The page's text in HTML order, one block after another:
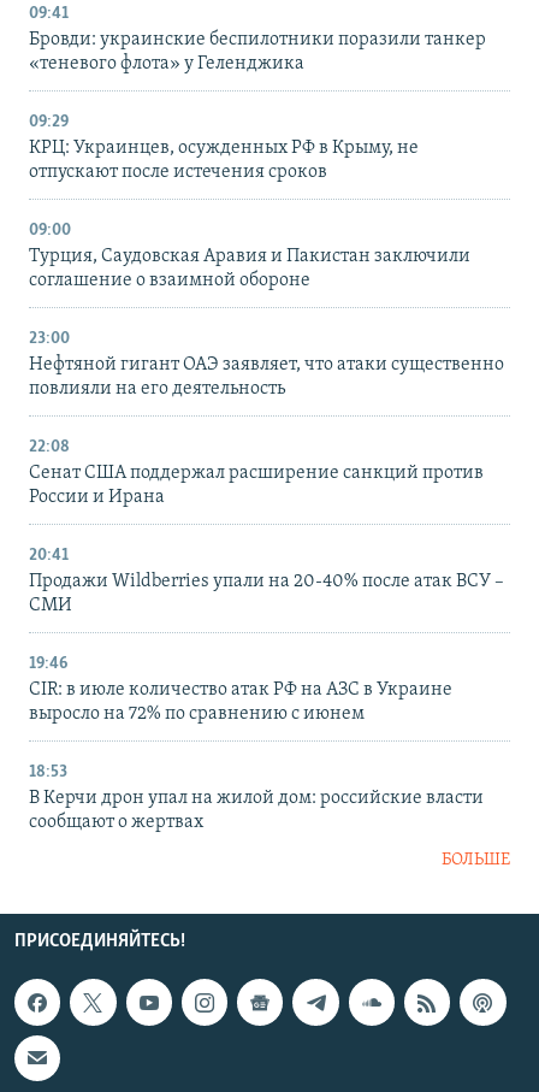
09:41
Бровди: украинские беспилотники поразили танкер
«теневого флота» у Геленджика
09:29
КРЦ: Украинцев, осужденных РФ в Крыму, не
отпускают после истечения сроков
09:00
Турция, Саудовская Аравия и Пакистан заключили
соглашение о взаимной обороне
23:00
Нефтяной гигант ОАЭ заявляет, что атаки существенно
повлияли на его деятельность
22:08
Сенат США поддержал расширение санкций против
России и Ирана
20:41
Продажи Wildberries упали на 20-40% после атак ВСУ –
СМИ
19:46
CIR: в июле количество атак РФ на АЗС в Украине
выросло на 72% по сравнению с июнем
18:53
В Керчи дрон упал на жилой дом: российские власти
сообщают о жертвах
БОЛЬШЕ
ПРИСОЕДИНЯЙТЕСЬ!